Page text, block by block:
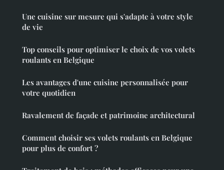
Une cuisine sur mesure qui s'adapte à votre style
de vie
Top conseils pour optimiser le choix de vos volets
roulants en Belgique
Les avantages d'une cuisine personnalisée pour
votre quotidien
Ravalement de façade et patrimoine architectural
Comment choisir ses volets roulants en Belgique
pour plus de confort ?